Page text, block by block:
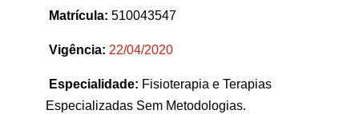
Matrícula: 510043547
Vigência: 22/04/2020
Especialidade: Fisioterapia e Terapias
Especializadas Sem Metodologias.